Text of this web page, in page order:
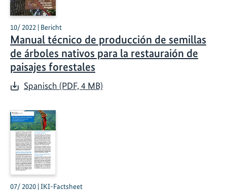
10/ 2022 | Bericht
Manual técnico de producción de semillas
de árboles nativos para la restauraión de
paisajes forestales
Spanisch (PDF, 4 MB)
07/ 2020 | IKI-Factsheet